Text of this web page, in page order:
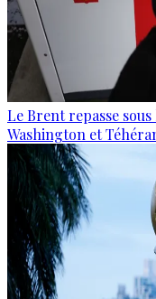
Le Brent repasse
Washington et